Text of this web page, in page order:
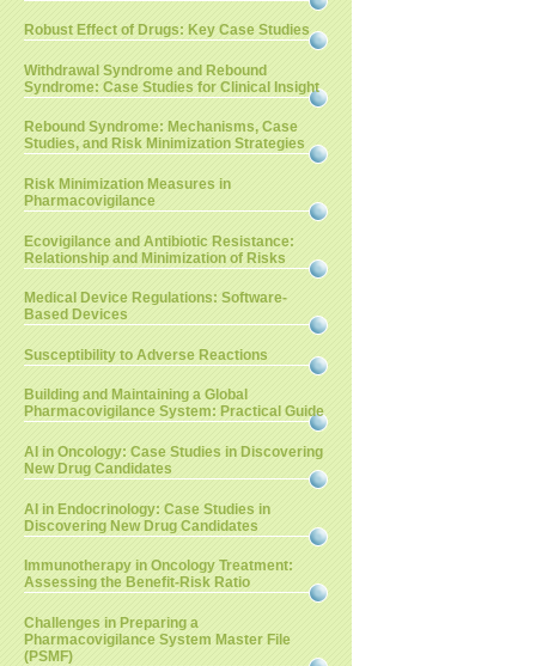
Robust Effect of Drugs: Key Case Studies
Withdrawal Syndrome and Rebound
Syndrome: Case Studies for Clinical Insight
Rebound Syndrome: Mechanisms, Case
Studies, and Risk Minimization Strategies
Risk Minimization Measures in
Pharmacovigilance
Ecovigilance and Antibiotic Resistance:
Relationship and Minimization of Risks
Medical Device Regulations: Software-
Based Devices
Susceptibility to Adverse Reactions
Building and Maintaining a Global
Pharmacovigilance System: Practical Guide
AI in Oncology: Case Studies in Discovering
New Drug Candidates
AI in Endocrinology: Case Studies in
Discovering New Drug Candidates
Immunotherapy in Oncology Treatment:
Assessing the Benefit-Risk Ratio
Challenges in Preparing a
Pharmacovigilance System Master File
(PSMF)